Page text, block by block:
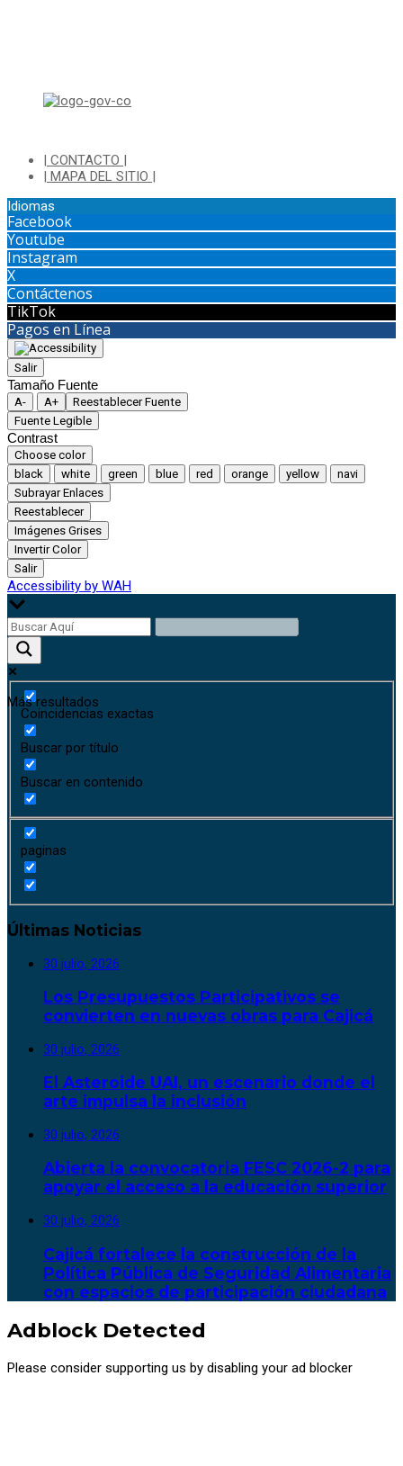
| CONTACTO |
| MAPA DEL SITIO |
Idiomas
Facebook
Youtube
Instagram
X
Contáctenos
TikTok
Pagos en Línea
Salir
Tamaño Fuente
A- A+
Reestablecer Fuente
Fuente Legible
Contrast
Choose color
black
white green blue red orange yellow
navi
Subrayar Enlaces
Reestablecer
Imágenes Grises
Invertir Color
Salir
Accessibility by WAH
Más resultados
Coincidencias exactas
Buscar por título
Buscar en contenido
paginas
Últimas Noticias
30 julio, 2026
Los Presupuestos Participativos se
convierten en nuevas obras para Cajicá
30 julio, 2026
El Asteroide UAI, un escenario donde el
arte impulsa la inclusión
30 julio, 2026
Abierta la convocatoria FESC 2026-2 para
apoyar el acceso a la educación superior
30 julio, 2026
Cajicá fortalece la construcción de la
Política Pública de Seguridad Alimentaria
con espacios de participación ciudadana
Adblock Detected
Please consider supporting us by disabling your ad blocker